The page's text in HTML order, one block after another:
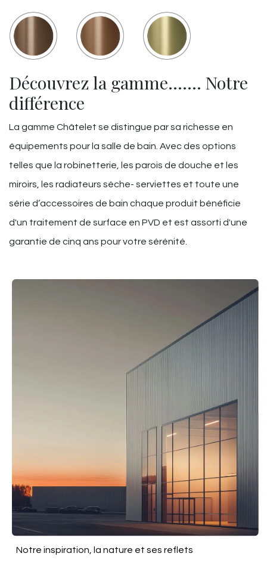
Découvrez la gamme……. Notre
différence
La gamme Châtelet se distingue par sa richesse en
équipements pour la salle de bain. Avec des options
telles que la robinetterie, les parois de douche et les
miroirs, les radiateurs sèche- serviettes et toute une
série d’accessoires de bain chaque produit bénéficie
d'un traitement de surface en PVD et est assorti d'une
garantie de cinq ans pour votre sérénité.
Notre inspiration, la nature et ses reflets